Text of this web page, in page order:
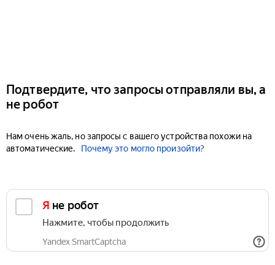
Подтвердите, что запросы отправляли вы, а
не робот
Нам очень жаль, но запросы с вашего устройства похожи на
автоматические.
Почему это могло произойти?
Я не робот
Нажмите, чтобы продолжить
Yandex SmartCaptcha